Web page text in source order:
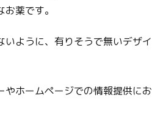
薬です。
いように、有りそうで無いデザイ
やホームページでの情報提供にお